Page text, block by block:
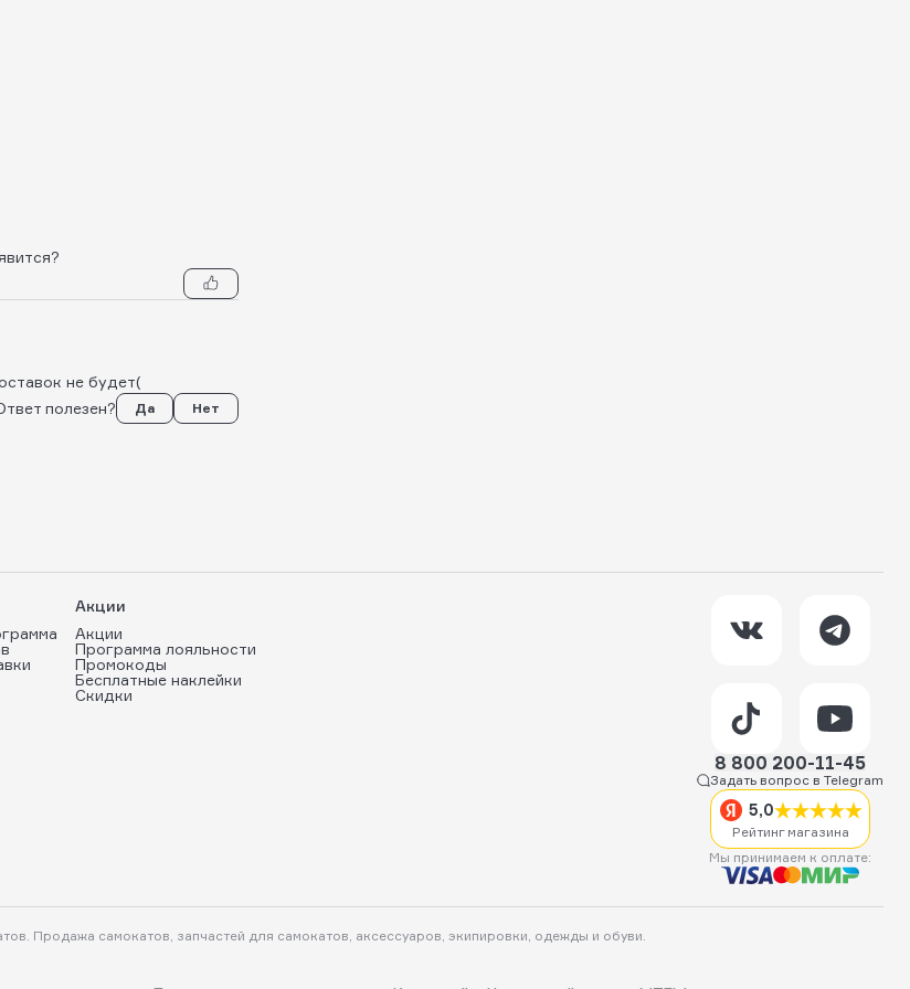
не будет(
полезен?
Да Нет
Акции
Акции
Программа лояльности
Промокоды
Бесплатные наклейки
Скидки
8 800 200-11-45
Задать вопрос в Telegram
5,0
Рейтинг магазина
Мы принимаем к оплате:
Продажа самокатов, запчастей для самокатов, аксессуаров, экипировки, одежды и обуви.